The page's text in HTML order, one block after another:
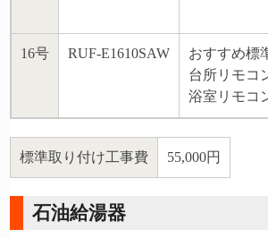
16号 RUF-E1610SAW
おすすめ標
台所リモコ
浴室リモコ
標準取り付け工事費 55,000円
石油給湯器